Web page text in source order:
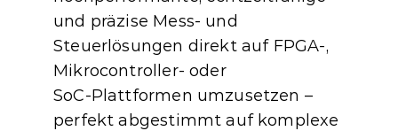
und präzise Mess‑ und
Steuerlösungen direkt auf FPGA‑,
Mikrocontroller‑ oder
SoC‑Plattformen umzusetzen –
perfekt abgestimmt auf komplexe